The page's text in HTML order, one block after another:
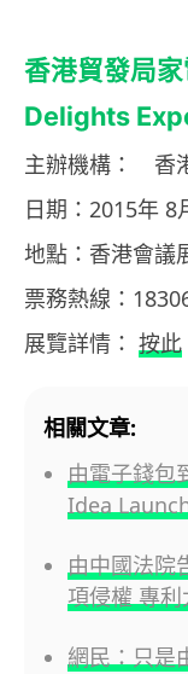
香港貿發局
Delights
主辦機構： 香
日期：2015年 8
地點：香港會議
票務熱線：
展覽詳情： 按此
相關文章:
由電子錢包
Idea
由中國法院
項侵權 專
網民：只是